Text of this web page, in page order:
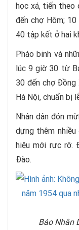
học xá, tiến theo
đến chợ Hôm;
40 tập kết ở hai
Pháo binh và
lúc 9 giờ 30 từ
30 đến chợ
Hà Nội, chuẩn bị
Nhân dân đón
dựng thêm nhiều
hiệu mới rực rỡ.
Đào.
Báo Nhân